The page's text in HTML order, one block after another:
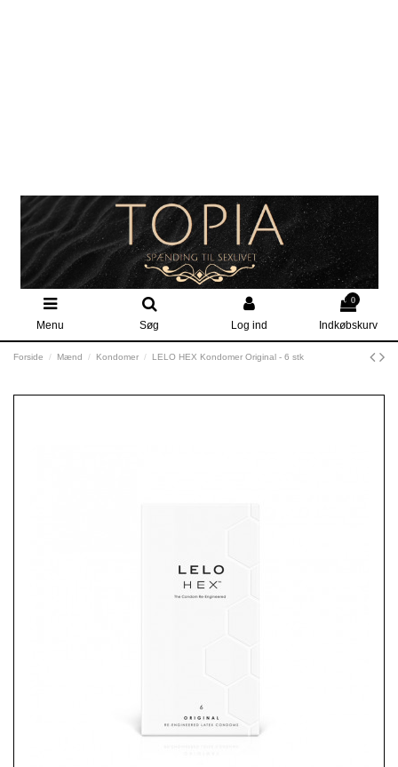
Menu Søg Log ind
0
Indkøbskurv
Forside Mænd Kondomer LELO HEX Kondomer Original - 6 stk